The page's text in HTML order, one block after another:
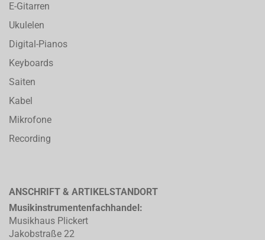
E-Gitarren
Ukulelen
Digital-Pianos
Keyboards
Saiten
Kabel
Mikrofone
Recording
ANSCHRIFT & ARTIKELSTANDORT
Musikinstrumentenfachhandel:
Musikhaus Plickert
Jakobstraße 22